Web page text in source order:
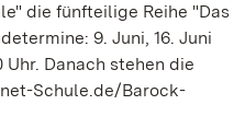
die fünfteilige Reihe "Das
9. Juni, 16. Juni
Uhr. Danach stehen die
Schule.de/Barock-